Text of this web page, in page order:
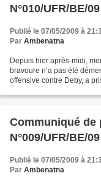
N°010/UFR/BE/09
Publié le 07/05/2009 à
Par Ambenatna
Depuis hier après-midi,
bravoure n’a pas été
offensive contre Deby, a
Communiqué de
N°009/UFR/BE/09
Publié le 07/05/2009 à
Par Ambenatna